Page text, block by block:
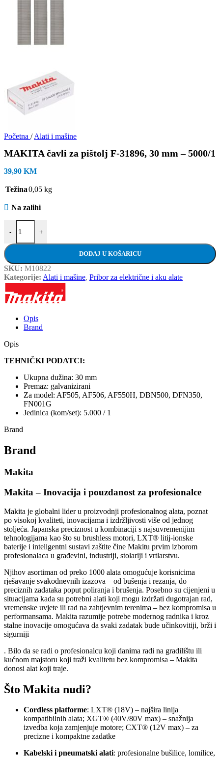
Početna / Alati i mašine
MAKITA čavli za pištolj F-31896, 30 mm – 5000/1
39,90 KM
Težina0,05 kg
Na zalihi
-
MAKITA čavli za pištolj F-31896, 30 mm - 5000/1 količina
+
DODAJ U KOŠARICU
SKU: M10822
Kategorije: Alati i mašine, Pribor za električne i aku alate
Opis
Brand
Opis
TEHNIČKI PODATCI:
Ukupna dužina: 30 mm
Premaz: galvanizirani
Za model: AF505, AF506, AF550H, DBN500, DFN350,
FN001G
Jedinica (kom/set): 5.000 / 1
Brand
Brand
Makita
Makita – Inovacija i pouzdanost za profesionalce
Makita je globalni lider u proizvodnji profesionalnog alata, poznat
po visokoj kvaliteti, inovacijama i izdržljivosti više od jednog
stoljeća. Japanska preciznost u kombinaciji s najsuvremenijim
tehnologijama kao što su brushless motori, LXT® litij-ionske
baterije i inteligentni sustavi zaštite čine Makitu prvim izborom
profesionalaca u građevini, industriji, stolariji i vrtlarstvu.
Njihov asortiman od preko 1000 alata omogućuje korisnicima
rješavanje svakodnevnih izazova – od bušenja i rezanja, do
preciznih zadataka poput poliranja i brušenja. Posebno su cijenjeni u
situacijama kada su potrebni alati koji mogu izdržati dugotrajan rad,
vremenske uvjete ili rad na zahtjevnim terenima – bez kompromisa u
performansama. Makita razumije potrebe modernog radnika i kroz
stalne inovacije omogućava da svaki zadatak bude učinkovitiji, brži i
sigurniji
. Bilo da se radi o profesionalcu koji danima radi na gradilištu ili
kućnom majstoru koji traži kvalitetu bez kompromisa – Makita
donosi alat koji traje.
Što Makita nudi?
Cordless platforme: LXT® (18V) – najšira linija
kompatibilnih alata; XGT® (40V/80V max) – snažnija
izvedba koja zamjenjuje motore; CXT® (12V max) – za
precizne i kompaktne zadatke
Kabelski i pneumatski alati: profesionalne bušilice, lomilice,